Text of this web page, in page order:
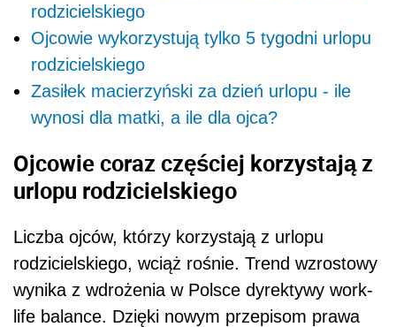
rodzicielskiego
Ojcowie wykorzystują tylko 5 tygodni urlopu
rodzicielskiego
Zasiłek macierzyński za dzień urlopu - ile
wynosi dla matki, a ile dla ojca?
Ojcowie coraz częściej korzystają z
urlopu rodzicielskiego
Liczba ojców, którzy korzystają z urlopu
rodzicielskiego, wciąż rośnie. Trend wzrostowy
wynika z wdrożenia w Polsce dyrektywy work-
life balance. Dzięki nowym przepisom prawa